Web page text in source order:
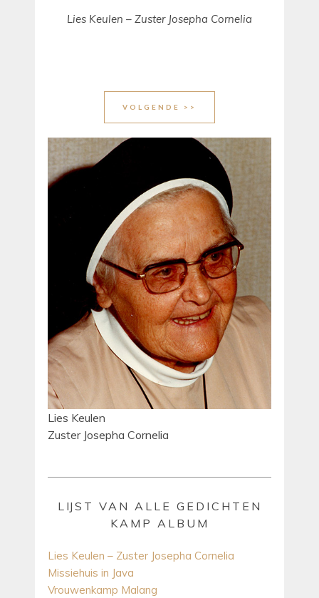
Lies Keulen – Zuster Josepha Cornelia
VOLGENDE >>
Lies Keulen
Zuster Josepha Cornelia
LIJST VAN ALLE GEDICHTEN
KAMP ALBUM
Lies Keulen – Zuster Josepha Cornelia
Missiehuis in Java
Vrouwenkamp Malang